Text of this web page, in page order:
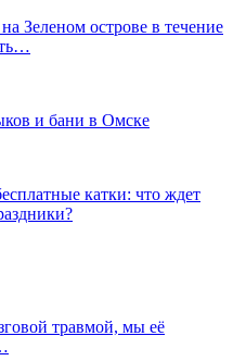
Зеленом острове в течение
и бани в Омске
катки: что ждет
травмой, мы её